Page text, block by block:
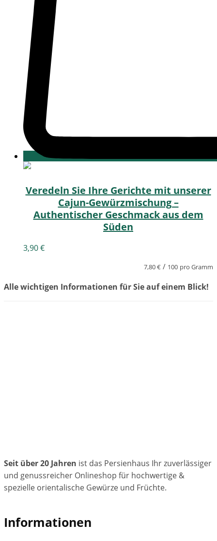
Veredeln Sie Ihre Gerichte mit unserer
Cajun-Gewürzmischung –
Authentischer Geschmack aus dem
Süden
3,90€
7,80€ / 100 pro Gramm
Alle wichtigen Informationen für Sie auf einem Blick!
Seit über 20 Jahren ist das Persienhaus Ihr zuverlässiger
und genussreicher Onlineshop für hochwertige &
spezielle orientalische Gewürze und Früchte.
Informationen